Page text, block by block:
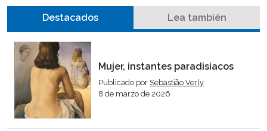
Destacados Lea también
Mujer, instantes paradisíacos
Publicado por Sebastião Verly
8 de marzo de 2026